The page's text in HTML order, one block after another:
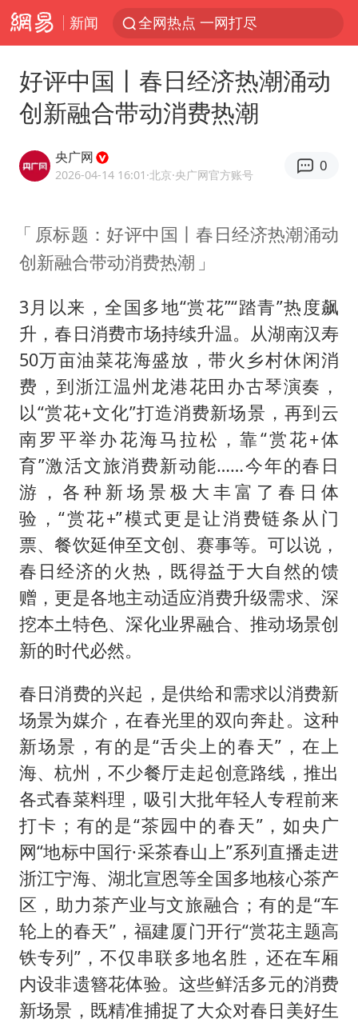
新闻 全网热点 一网打尽
好评中国丨春日经济热潮涌动
创新融合带动消费热潮
央广网
2026-04-14 16:01 ·北京·央广网官方账号
0
原标题：好评中国丨春日经济热潮涌动
创新融合带动消费热潮
3月以来，全国多地“赏花”“踏青”热度飙
升，春日消费市场持续升温。从湖南汉寿
50万亩油菜花海盛放，带火乡村休闲消
费，到浙江温州龙港花田办古琴演奏，
以“赏花+文化”打造消费新场景，再到云
南罗平举办花海马拉松，靠“赏花+体
育”激活文旅消费新动能……今年的春日
游，各种新场景极大丰富了春日体
验，“赏花+”模式更是让消费链条从门
票、餐饮延伸至文创、赛事等。可以说，
春日经济的火热，既得益于大自然的馈
赠，更是各地主动适应消费升级需求、深
挖本土特色、深化业界融合、推动场景创
新的时代必然。
春日消费的兴起，是供给和需求以消费新
场景为媒介，在春光里的双向奔赴。这种
新场景，有的是“舌尖上的春天”，在上
海、杭州，不少餐厅走起创意路线，推出
各式春菜料理，吸引大批年轻人专程前来
打卡；有的是“茶园中的春天”，如央广
网“地标中国行·采茶春山上”系列直播走进
浙江宁海、湖北宣恩等全国多地核心茶产
区，助力茶产业与文旅融合；有的是“车
轮上的春天”，福建厦门开行“赏花主题高
铁专列”，不仅串联多地名胜，还在车厢
内设非遗簪花体验。这些鲜活多元的消费
新场景，既精准捕捉了大众对春日美好生